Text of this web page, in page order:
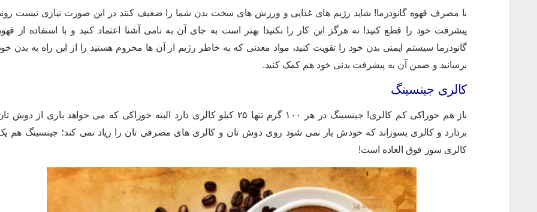
با مصرف قهوه گانودرما! شاید رژیم های غذایی و ورزش های سخت بدن شما را ضعیف کنند در این صورت نیازی نیست
پیشرفت خود را قطع کنید! نه هرگز این کار را نکنید! بهتر است به جای آن به نامی آشنا اعتماد کنید و با استفاده از
گانودرما سیستم ایمنی بدن خود را تقویت کنید، مواد معدنی که به خاطر رژیم از آن ها محروم هستید را از این راه به بدن
برسانید و ضمن آن به پیشرفت بدنی خود هم کمک کنید.
کالری جینسینگ
باز هم خوراکی کم کالری! جینسینگ در هر ۱۰۰ گرم تنها ۲۵ کیلو کالری دارد‌ البته خوراکی که می خواهد باری از دوش
بردارد و کالری بسوزاند که خودش بار نمی شود روی دوش تان و کالری های مصرفی تان را زیاد نمی کند؛ جینسینگ هم
کالری سوز فوق العاده است!